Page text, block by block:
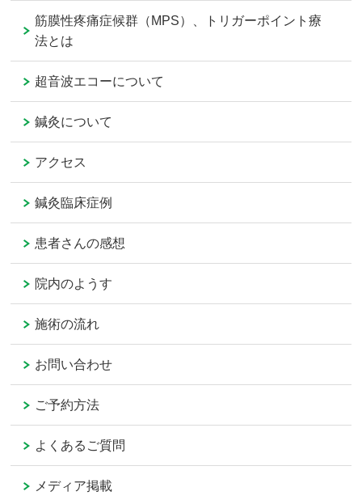
筋膜性疼痛症候群（MPS）、トリガーポイント療
法とは
超音波エコーについて
鍼灸について
アクセス
鍼灸臨床症例
患者さんの感想
院内のようす
施術の流れ
お問い合わせ
ご予約方法
よくあるご質問
メディア掲載